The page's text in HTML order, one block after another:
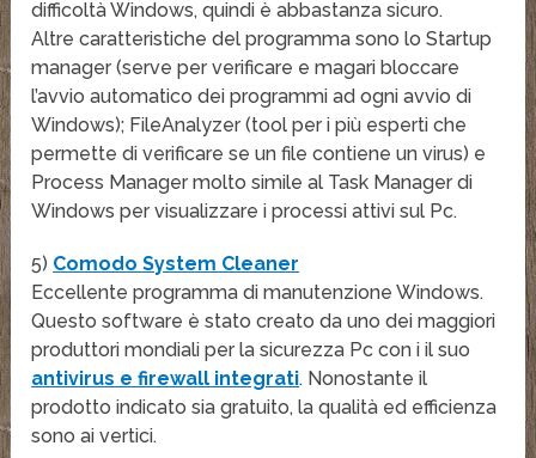
difficoltà Windows, quindi è abbastanza sicuro.
Altre caratteristiche del programma sono lo Startup
manager (serve per verificare e magari bloccare
l’avvio automatico dei programmi ad ogni avvio di
Windows); FileAnalyzer (tool per i più esperti che
permette di verificare se un file contiene un virus) e
Process Manager molto simile al Task Manager di
Windows per visualizzare i processi attivi sul Pc.
5) Comodo System Cleaner
Eccellente programma di manutenzione Windows.
Questo software è stato creato da uno dei maggiori
produttori mondiali per la sicurezza Pc con i il suo
antivirus e firewall integrati. Nonostante il
prodotto indicato sia gratuito, la qualità ed efficienza
sono ai vertici.